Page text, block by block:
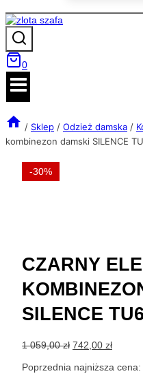
0
/ Sklep / Odzież damska /
kombinezon damski SILENCE
-30%
CZARNY
SILENCE
1 059,00zł Pierwotna
wynosiła:
742,00 złAktualna
wynosi:
Poprzednia najniższa cena: